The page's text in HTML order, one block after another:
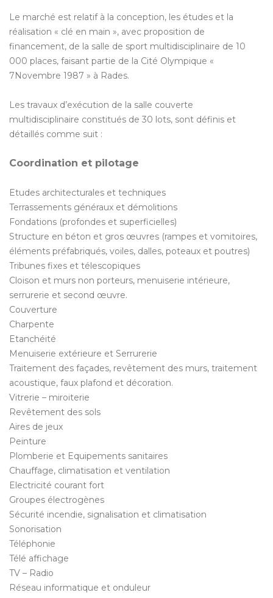
Le marché est relatif à la conception, les études et la
réalisation « clé en main », avec proposition de
financement, de la salle de sport multidisciplinaire de 10
000 places, faisant partie de la Cité Olympique «
7Novembre 1987 » à Rades.
Les travaux d’exécution de la salle couverte
multidisciplinaire constitués de 30 lots, sont définis et
détaillés comme suit :
Coordination et pilotage
Etudes architecturales et techniques
Terrassements généraux et démolitions
Fondations (profondes et superficielles)
Structure en béton et gros œuvres (rampes et vomitoires,
éléments préfabriqués, voiles, dalles, poteaux et poutres)
Tribunes fixes et télescopiques
Cloison et murs non porteurs, menuiserie intérieure,
serrurerie et second œuvre.
Couverture
Charpente
Etanchéité
Menuiserie extérieure et Serrurerie
Traitement des façades, revêtement des murs, traitement
acoustique, faux plafond et décoration.
Vitrerie – miroiterie
Revêtement des sols
Aires de jeux
Peinture
Plomberie et Equipements sanitaires
Chauffage, climatisation et ventilation
Electricité courant fort
Groupes électrogènes
Sécurité incendie, signalisation et climatisation
Sonorisation
Téléphonie
Télé affichage
TV – Radio
Réseau informatique et onduleur